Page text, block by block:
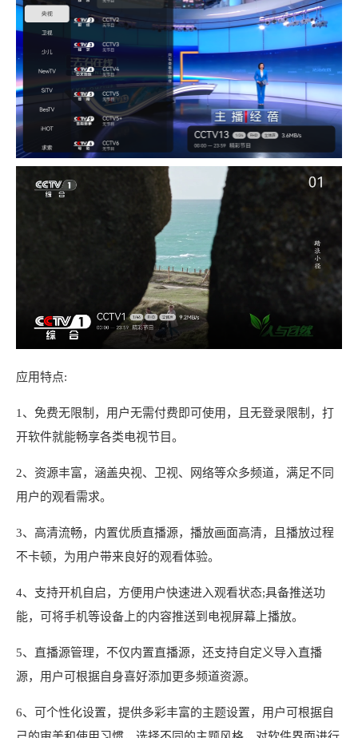
应用特点:
1、免费无限制，用户无需付费即可使用，且无登录限制，打
开软件就能畅享各类电视节目。
2、资源丰富，涵盖央视、卫视、网络等众多频道，满足不同
用户的观看需求。
3、高清流畅，内置优质直播源，播放画面高清，且播放过程
不卡顿，为用户带来良好的观看体验。
4、支持开机自启，方便用户快速进入观看状态;具备推送功
能，可将手机等设备上的内容推送到电视屏幕上播放。
5、直播源管理，不仅内置直播源，还支持自定义导入直播
源，用户可根据自身喜好添加更多频道资源。
6、可个性化设置，提供多彩丰富的主题设置，用户可根据自